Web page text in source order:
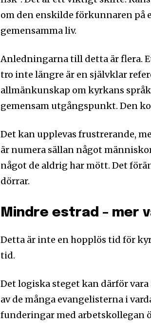
om den enskilde förkunnaren på
gemensamma liv.
Anledningarna till detta är flera.
tro inte längre är en självklar
allmänkunskap om kyrkans
gemensam utgångspunkt. Den
Det kan upplevas frustrerande,
är numera sällan något
något de aldrig har mött. Det
dörrar.
Mindre estrad – mer
Detta är inte en hopplös tid för
tid.
Det logiska steget kan därför
av de många evangelisterna i
funderingar med arbetskollegan